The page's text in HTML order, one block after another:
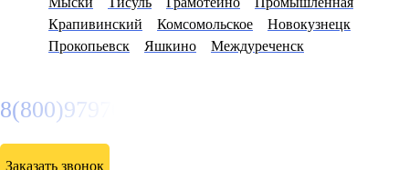
Крапивинский
Комсомольское
Новокузнецк
Прокопьевск
Яшкино Междуреченск
8(800)9797043
Заказать звонок